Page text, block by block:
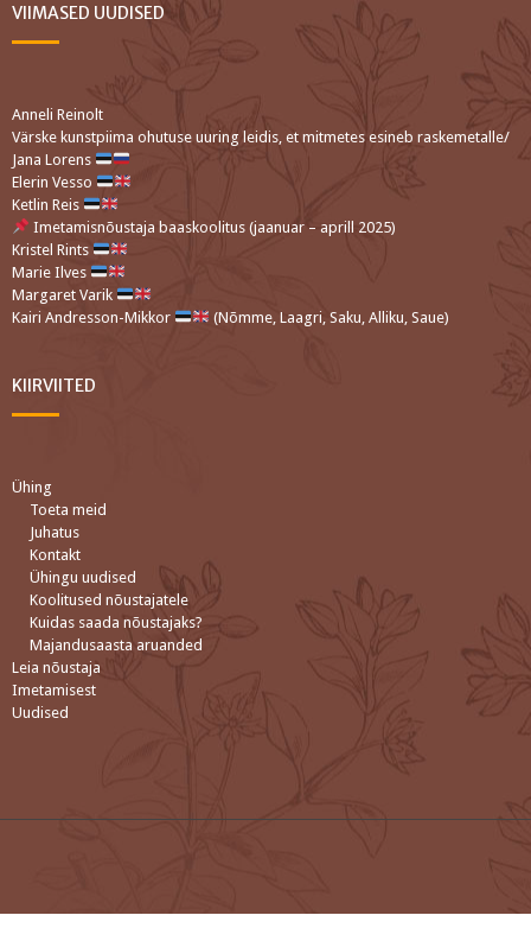
VIIMASED UUDISED
Anneli Reinolt
Värske kunstpiima ohutuse uuring leidis, et mitmetes esineb raskemetalle/
Jana Lorens
Elerin Vesso
Ketlin Reis
Imetamisnõustaja baaskoolitus (jaanuar – aprill 2025)
Kristel Rints
Marie Ilves
Margaret Varik
Kairi Andresson-Mikkor
(Nõmme, Laagri, Saku, Alliku, Saue)
KIIRVIITED
Ühing
Toeta meid
Juhatus
Kontakt
Ühingu uudised
Koolitused nõustajatele
Kuidas saada nõustajaks?
Majandusaasta aruanded
Leia nõustaja
Imetamisest
Uudised